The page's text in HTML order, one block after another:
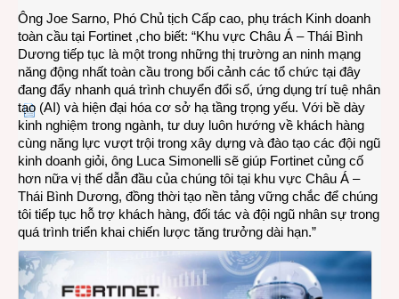
Ông Joe Sarno, Phó Chủ tịch Cấp cao, phụ trách Kinh doanh
toàn cầu tại Fortinet ,cho biết: “Khu vực Châu Á – Thái Bình
Dương tiếp tục là một trong những thị trường an ninh mạng
năng động nhất toàn cầu trong bối cảnh các tổ chức tại đây
đang đẩy nhanh quá trình chuyển đổi số, ứng dụng trí tuệ nhân
tạo (AI) và hiện đại hóa cơ sở hạ tầng trọng yếu. Với bề dày
kinh nghiệm trong ngành, tư duy luôn hướng về khách hàng
cùng năng lực vượt trội trong xây dựng và đào tạo các đội ngũ
kinh doanh giỏi, ông Luca Simonelli sẽ giúp Fortinet củng cố
hơn nữa vị thế dẫn đầu của chúng tôi tại khu vực Châu Á –
Thái Bình Dương, đồng thời tạo nền tảng vững chắc để chúng
tôi tiếp tục hỗ trợ khách hàng, đối tác và đội ngũ nhân sự trong
quá trình triển khai chiến lược tăng trưởng dài hạn.”